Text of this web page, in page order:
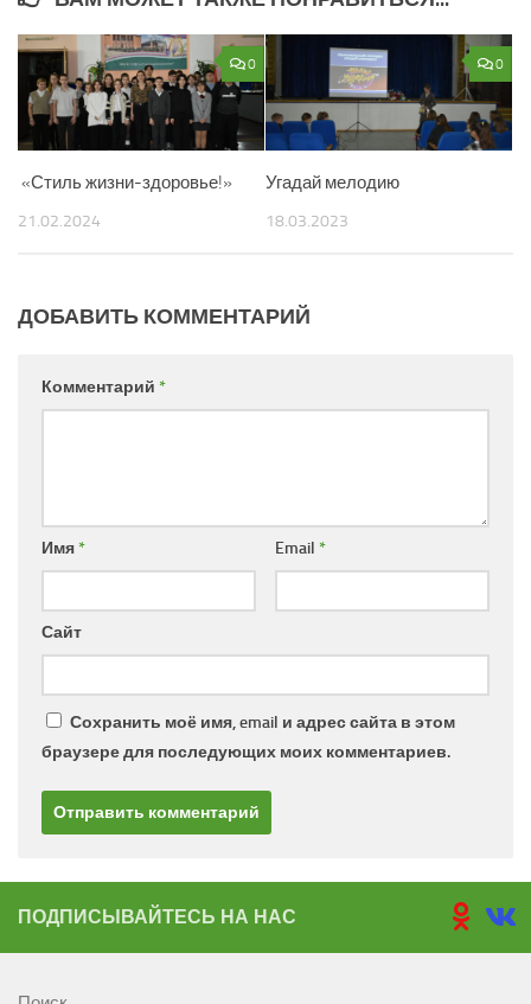
0
«Стиль жизни-здоровье!»
21.02.2024
0
Угадай мелодию
18.03.2023
ДОБАВИТЬ КОММЕНТАРИЙ
Комментарий *
Имя* Email *
Сайт
Сохранить моё имя, email и адрес сайта в этом
браузере для последующих моих комментариев.
ПОДПИСЫВАЙТЕСЬ НА НАС